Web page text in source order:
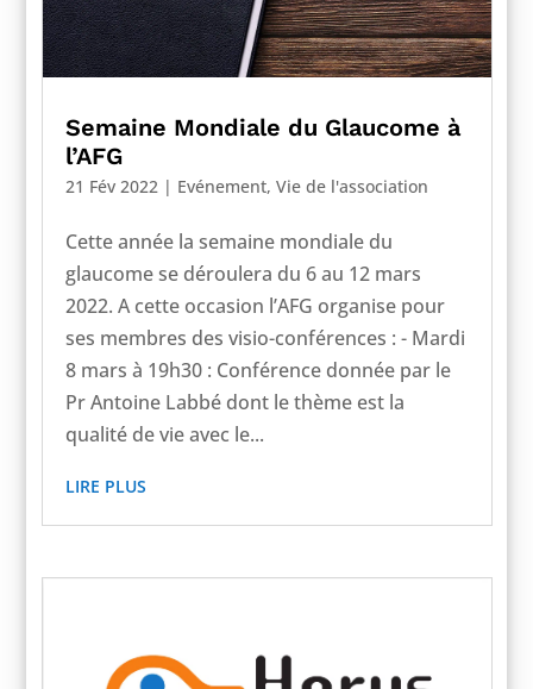
Semaine Mondiale du Glaucome à
l’AFG
21 Fév 2022 | Evénement, Vie de l'association
Cette année la semaine mondiale du
glaucome se déroulera du 6 au 12 mars
2022. A cette occasion l’AFG organise pour
ses membres des visio-conférences : - Mardi
8 mars à 19h30 : Conférence donnée par le
Pr Antoine Labbé dont le thème est la
qualité de vie avec le...
LIRE PLUS